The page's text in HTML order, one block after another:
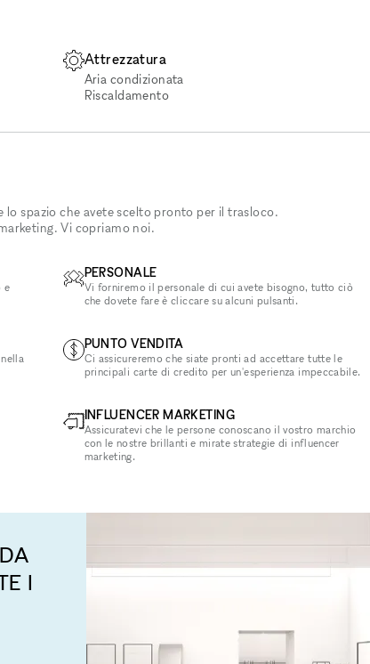
Attrezzatura
Aria condizionata
Riscaldamento
spazio che avete scelto pronto per il trasloco.
Vi copriamo noi.
e
PERSONALE
Vi forniremo il personale di cui avete bisogno, tutto ciò
che dovete fare è cliccare su alcuni pulsanti.
PUNTO VENDITA
Ci assicureremo che siate pronti ad accettare tutte le
principali carte di credito per un'esperienza impeccabile.
INFLUENCER MARKETING
Assicuratevi che le persone conoscano il vostro marchio
con le nostre brillanti e mirate strategie di influencer
marketing.
I